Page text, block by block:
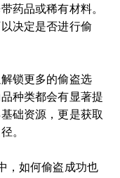
药品或稀有材料。
决定是否进行偷
锁更多的偷盗选
种类都会有显著提
础资源，更是获取
。
，如何偷盗成功也